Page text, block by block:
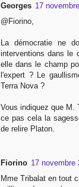
Georges 17
@Fiorino,
La démocratie ne
interventions dans le
elle dans le champ
l'expert ? Le
Terra Nova ?
Vous indiquez que M.
ce pas cela la
de relire Platon.
Fiorino 17 novembre
Mme Tribalat en tout